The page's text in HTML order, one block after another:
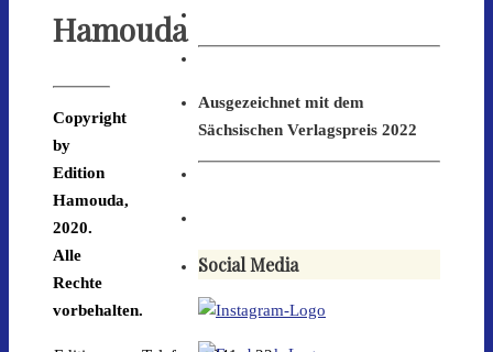
Hamouda
Copyright
by
Edition
Hamouda,
2020.
Alle
Rechte
vorbehalten.
Ausgezeichnet mit dem
Sächsischen Verlagspreis 2022
Social Media